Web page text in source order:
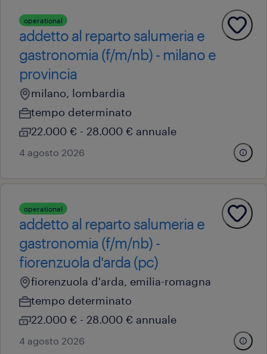
operational
addetto al reparto salumeria e
gastronomia (f/m/nb) - milano e
provincia
milano, lombardia
tempo determinato
22.000 € - 28.000 € annuale
4 agosto 2026
operational
addetto al reparto salumeria e
gastronomia (f/m/nb) -
fiorenzuola d'arda (pc)
fiorenzuola d'arda, emilia-romagna
tempo determinato
22.000 € - 28.000 € annuale
4 agosto 2026